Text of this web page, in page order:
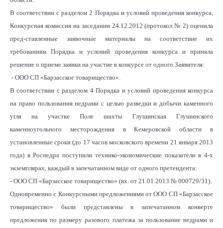
В соответствии с разделом 2 Порядка и условий проведения конкурса,
Конкурсная комиссия на заседании 24.12.2012 (протокол № 2) оценила
пред-ставленные заявочные материалы на соответствие их
требованиям Порядка и условий проведения конкурса и приняла
решение о приеме заявки на участие в конкурсе от одного Заявителя:
- ООО СП «Барзасское товарищество».
В соответствии с разделом 4 Порядка и условий проведения конкурса
на право пользования недрами с целью разведки и добычи каменного
угля на участке Поле шахты Глушинская Глушинского
каменноугольного месторождения в Кемеровской области в
установленные сроки (до 17 часов московского времени 21 января 2013
года) в Роснедра поступили технико-экономические показатели в 4-х
экземплярах, каждый в запечатанном виде от одного претендента:
- ООО СП «Барзасское товарищество» (вх. от 21.01.2013 № 000729/31).
Одновременно с Конкурсными предложениями от ООО СП «Барзасское
товарищество» были представлены в запечатанном конверте
предложения по размеру разового платежа за пользование недрами и